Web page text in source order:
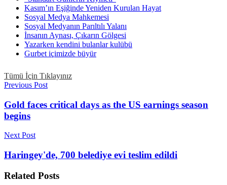
Kasım’ın Eşiğinde Yeniden Kurulan Hayat
Sosyal Medya Mahkemesi
Sosyal Medyanın Parıltılı Yalanı
İnsanın Aynası, Çıkarın Gölgesi
Yazarken kendini bulanlar kulübü
Gurbet içimizde büyür
Tümü İçin Tıklayınız
Previous Post
Gold faces critical days as the US earnings season
begins
Next Post
Haringey'de, 700 belediye evi teslim edildi
Related Posts